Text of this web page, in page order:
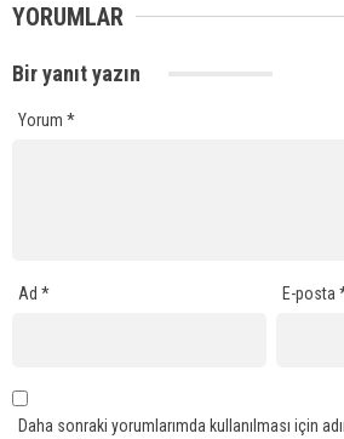
YORUMLAR
Bir yanıt yazın
Yorum *
Ad * E-posta
Daha sonraki yorumlarımda kullanılması için